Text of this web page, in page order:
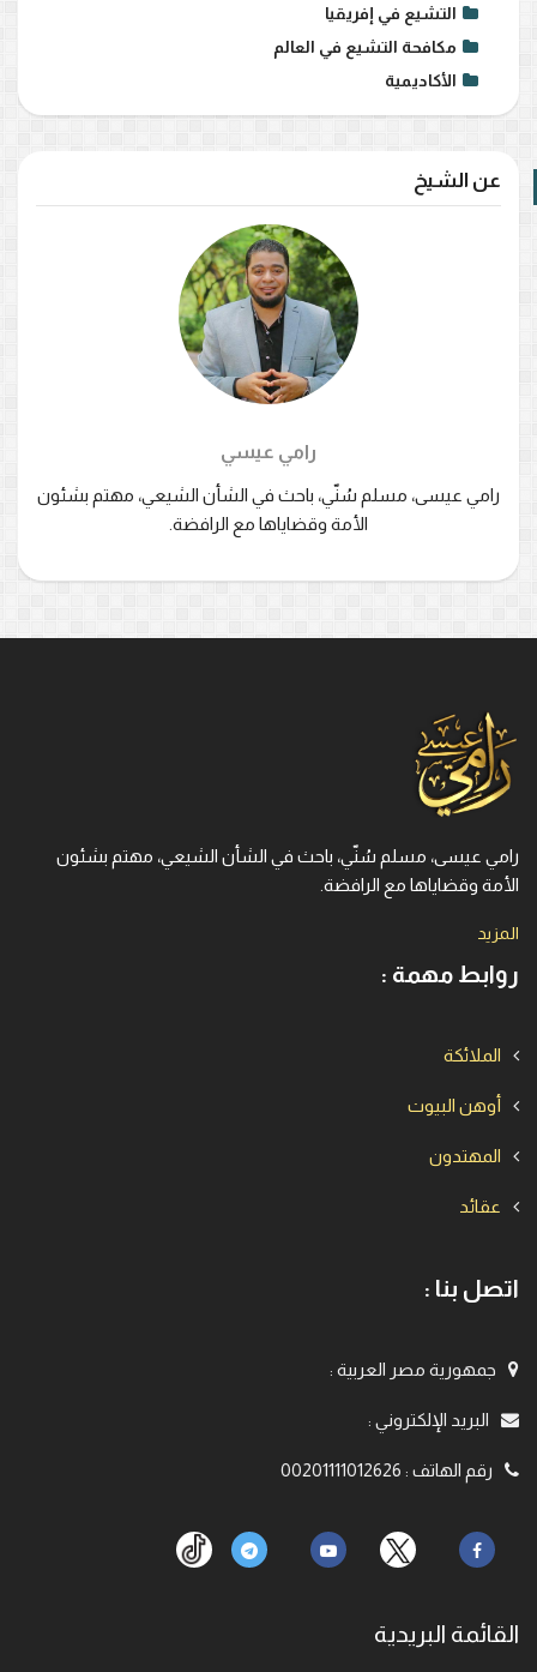
التشيع في إفريقيا
مكافحة التشيع في العالم
الأكاديمية
عن الشيخ
رامي عيسي
رامي عيسى، مسلم سُنّي، باحث في الشأن الشيعي، مهتم بشئون
الأمة وقضاياها مع الرافضة.
رامي عيسى، مسلم سُنّي، باحث في الشأن الشيعي، مهتم بشئون
الأمة وقضاياها مع الرافضة.
المزيد
روابط مهمة :
الملائكة
أوهن البيوت
المهتدون
عقائد
اتصل بنا :
جمهورية مصر العربية :
البريد الإلكتروني :
رقم الهاتف :
00201111012626
القائمة البريدية